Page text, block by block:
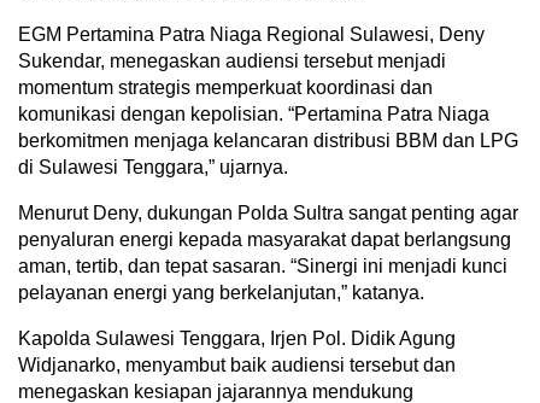
EGM Pertamina Patra Niaga Regional Sulawesi, Deny
Sukendar, menegaskan audiensi tersebut menjadi
momentum strategis memperkuat koordinasi dan
komunikasi dengan kepolisian. “Pertamina Patra Niaga
berkomitmen menjaga kelancaran distribusi BBM dan LPG
di Sulawesi Tenggara,” ujarnya.
Menurut Deny, dukungan Polda Sultra sangat penting agar
penyaluran energi kepada masyarakat dapat berlangsung
aman, tertib, dan tepat sasaran. “Sinergi ini menjadi kunci
pelayanan energi yang berkelanjutan,” katanya.
Kapolda Sulawesi Tenggara, Irjen Pol. Didik Agung
Widjanarko, menyambut baik audiensi tersebut dan
menegaskan kesiapan jajarannya mendukung